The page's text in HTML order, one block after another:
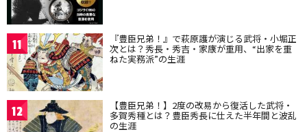
11 『豊臣兄弟！』で萩原護が演じる武将・小堀正
次とは？秀長・秀吉・家康が重用、“出家を重
ねた実務派”の生涯
12 【豊臣兄弟！】2度の改易から復活した武将・
多賀秀種とは？豊臣秀長に仕えた半年間と波乱
の生涯